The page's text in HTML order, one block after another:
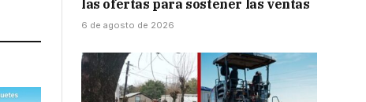
las ofertas para sostener las ventas
6 de agosto de 2026